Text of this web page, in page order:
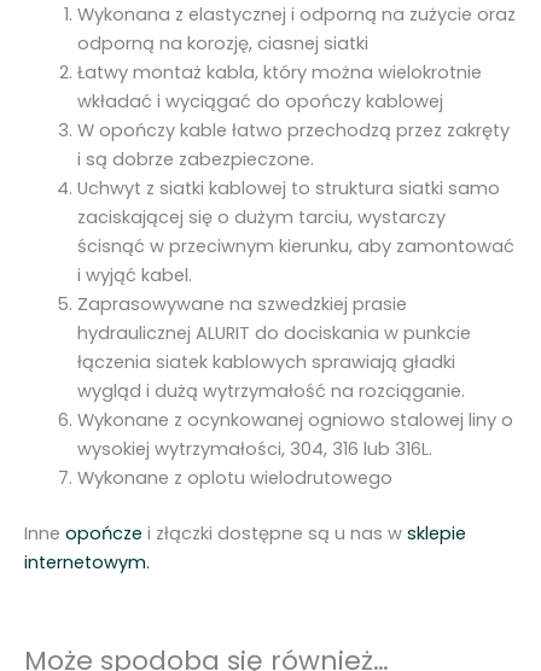
Wykonana z elastycznej i odporną na zużycie oraz
odporną na korozję, ciasnej siatki
Łatwy montaż kabla, który można wielokrotnie
wkładać i wyciągać do opończy kablowej
W opończy kable łatwo przechodzą przez zakręty
i są dobrze zabezpieczone.
Uchwyt z siatki kablowej to struktura siatki samo
zaciskającej się o dużym tarciu, wystarczy
ścisnąć w przeciwnym kierunku, aby zamontować
i wyjąć kabel.
Zaprasowywane na szwedzkiej prasie
hydraulicznej ALURIT do dociskania w punkcie
łączenia siatek kablowych sprawiają gładki
wygląd i dużą wytrzymałość na rozciąganie.
Wykonane z ocynkowanej ogniowo stalowej liny o
wysokiej wytrzymałości, 304, 316 lub 316L.
Wykonane z oplotu wielodrutowego
Inne opończe i złączki dostępne są u nas w sklepie
internetowym.
Może spodoba się również…